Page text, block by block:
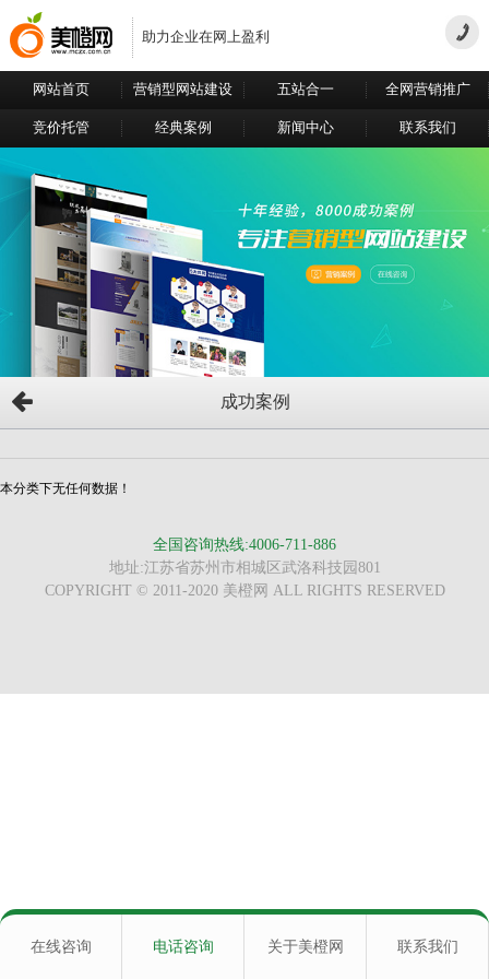
助力企业在网上盈利
网站首页 营销型网站建设 五站合一 全网营销推广
竞价托管 经典案例 新闻中心 联系我们
成功案例
本分类下无任何数据！
全国咨询热线:4006-711-886
地址:江苏省苏州市相城区武洛科技园801
COPYRIGHT © 2011-2020 美橙网 ALL RIGHTS RESERVED
在线咨询 电话咨询 关于美橙网 联系我们